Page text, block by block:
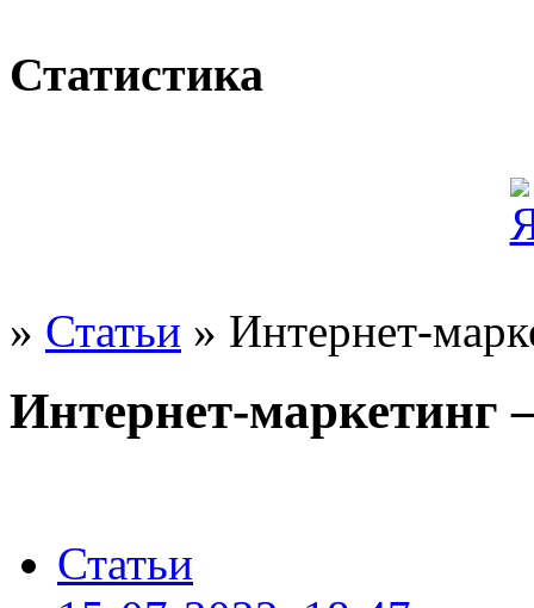
Статистика
» Статьи » Интернет-
Интернет-маркетинг
Статьи